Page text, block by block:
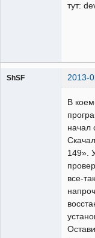
тут:
ShSF 2013-
В
начал
149».
все-